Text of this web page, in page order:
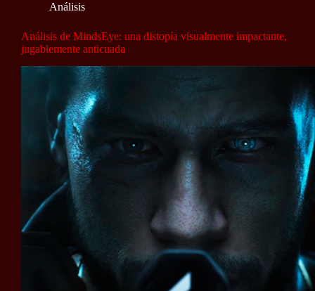
Análisis
Análisis de MindsEye: una distopía visualmente impactante,
jugablemente anticuada